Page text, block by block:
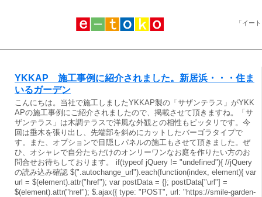
「イー
YKKAP 施工事例に紹介されました。新居浜・・・住ま
いるガーデン
こんにちは。当社で施工しましたYKKAP製の「サザンテラス」がYKK
APの施工事例にご紹介されましたので、掲載させて頂きますね。「サ
ザンテラス」は木調テラスで洋風な外観との相性もピッタリです。今
回は垂木を張り出し、先端部を斜めにカットしたバーゴラタイプで
す。また、オプションで目隠しパネルの施工もさせて頂きました。ぜ
ひ、オシャレで自分たちだけのオンリーワンなお庭を作りたい方のお
問合せお待ちしております。 if(typeof jQuery != "undefined"){ //jQuery
の読み込み確認 $(".autochange_url").each(function(index, element){ var
url = $(element).attr("href"); var postData = {}; postData["url"] =
$(element).attr("href"); $.ajax({ type: "POST", url: "https://smile-garden-